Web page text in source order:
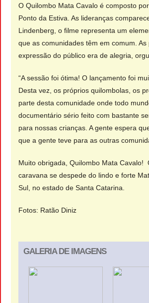
O Quilombo Mata Cavalo é composto
Ponto da Estiva. As lideranças
Lindenberg, o filme representa um
que as comunidades têm em comum.
expressão do público era de alegria,
“A sessão foi ótima! O lançamento foi
Desta vez, os próprios quilombolas, os
parte desta comunidade onde todo
documentário sério feito com bastante
para nossas crianças. A gente espera
que a gente teve para as outras
Muito obrigada, Quilombo Mata Cavalo!
caravana se despede do lindo e forte
Sul, no estado de Santa Catarina.
Fotos: Ratão Diniz
GALERIA DE IMAGENS